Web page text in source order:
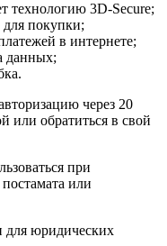
технологию 3D-Secure;
для покупки;
в интернете;
данных;
через 20
или обратиться в свой
при
или
для юридических